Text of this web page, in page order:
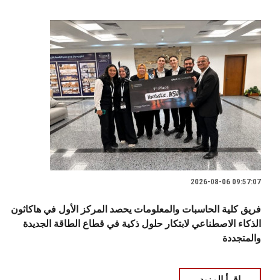
2026-08-06 09:57:07
فريق كلية الحاسبات والمعلومات يحصد المركز الأول في هاكاثون
الذكاء الاصطناعي لابتكار حلول ذكية في قطاع الطاقة الجديدة
والمتجددة